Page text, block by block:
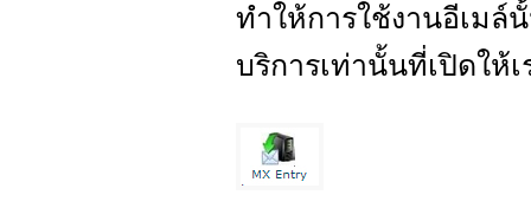
ทำให้การใช้งานอีเม
บริการเท่านั้นที่เปิดให้